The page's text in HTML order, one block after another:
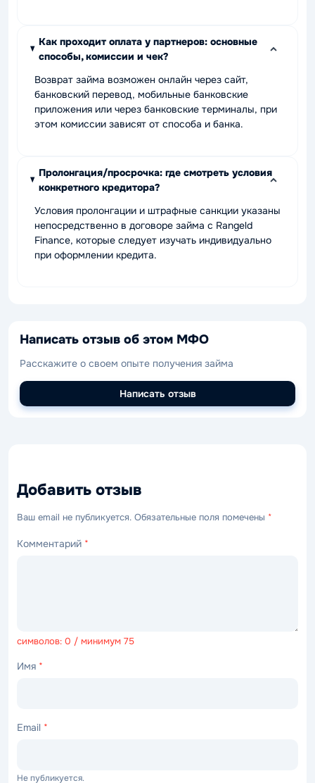
Как проходит оплата у партнеров: основные
способы, комиссии и чек?
Возврат займа возможен онлайн через сайт,
банковский перевод, мобильные банковские
приложения или через банковские терминалы, при
этом комиссии зависят от способа и банка.
Пролонгация/просрочка: где смотреть условия
конкретного кредитора?
Условия пролонгации и штрафные санкции указаны
непосредственно в договоре займа с Rangeld
Finance, которые следует изучать индивидуально
при оформлении кредита.
Написать отзыв об этом МФО
Расскажите о своем опыте получения займа
Написать отзыв
Добавить отзыв
Ваш email не публикуется. Обязательные поля помечены *
Комментарий *
символов: 0 / минимум 75
Имя *
Email *
Не публикуется.